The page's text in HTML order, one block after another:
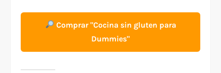
Comprar "Cocina sin gluten para
Dummies"